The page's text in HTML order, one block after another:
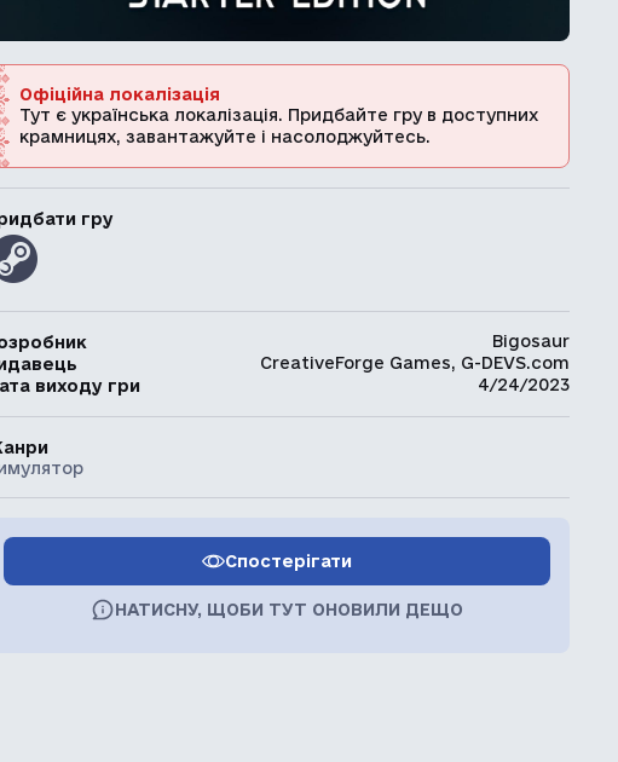
Офіційна локалізація
Тут є українська локалізація. Придбайте гру в доступних
крамницях, завантажуйте і насолоджуйтесь.
гру
Bigosaur
CreativeForge Games, G-DEVS.com
виходу гри
4/24/2023
Спостерігати
НАТИСНУ, ЩОБИ ТУТ ОНОВИЛИ ДЕЩО